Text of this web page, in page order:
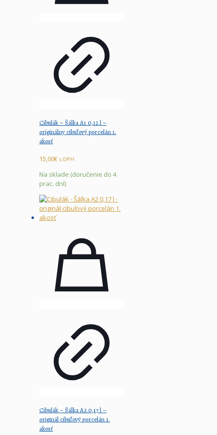
Cibulák – Šálka A1 0,12 l –
originálny cibuľový porcelán 1.
akosť
15,00€ s DPH
Na sklade (doručenie do 4
prac. dní)
Cibulák – Šálka A2 0,17 l –
originál cibuľový porcelán 1.
akosť